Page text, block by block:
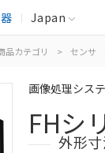
Japan
品カテゴリ > センサ
画像処理シス
FHシ
外形